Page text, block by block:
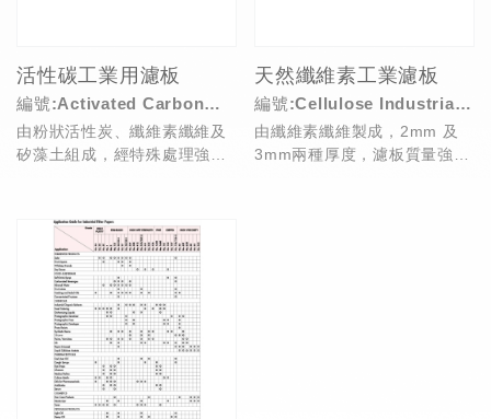
活性碳工業用濾板
編號:Activated Carbon
Industrial Filter Pads
由粉狀活性炭、纖維素纖維及
矽藻土組成，經特殊處理強化
天然纖維素工業濾板
編號:Cellulose Industrial
Filter Pads for Support
由纖維素纖維製成，2mm 及
3mm兩種厚度，濾板質量強、